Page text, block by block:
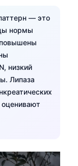
— это
нормы
низкий
Липаза